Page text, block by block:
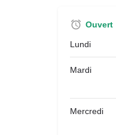
Ouvert
Lundi
Mardi
Mercredi